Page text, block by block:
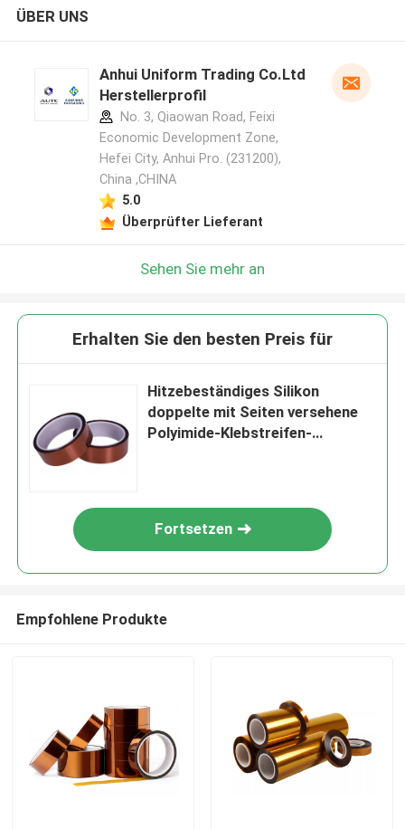
ÜBER UNS
Anhui Uniform Trading Co.Ltd
Herstellerprofil
No. 3, Qiaowan Road, Feixi
Economic Development Zone,
Hefei City, Anhui Pro. (231200),
China ,CHINA
5.0
Überprüfter Lieferant
Sehen Sie mehr an
Erhalten Sie den besten Preis für
Hitzebeständiges Silikon
doppelte mit Seiten versehene
Polyimide-Klebstreifen-
Fortsetzen
Empfohlene Produkte